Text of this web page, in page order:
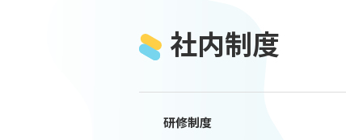
社内制度
研修制度